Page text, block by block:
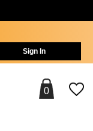
Sign In
0